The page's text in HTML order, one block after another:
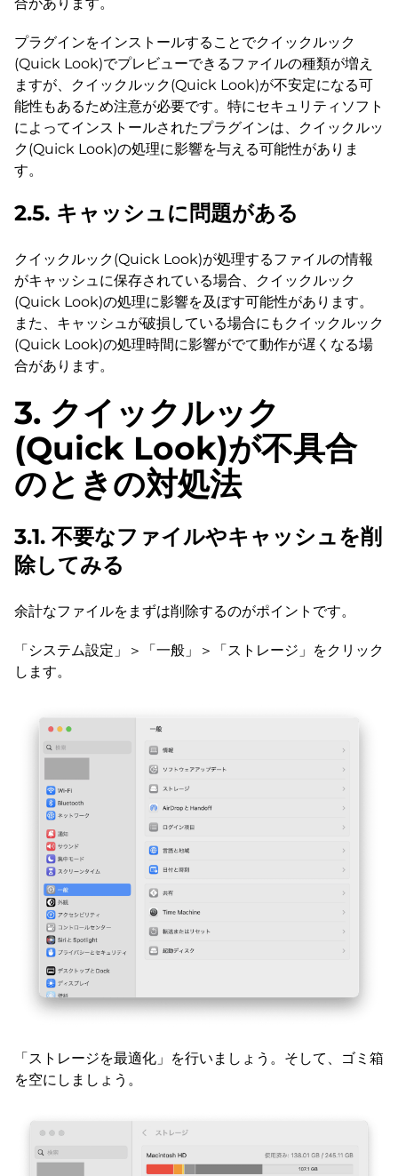
プラグインをインストールすることでクイックルック
(Quick Look)でプレビューできるファイルの種類が増え
ますが、クイックルック(Quick Look)が不安定になる可
能性もあるため注意が必要です。特にセキュリティソフト
によってインストールされたプラグインは、クイックルッ
ク(Quick Look)の処理に影響を与える可能性がありま
す。
2.5. キャッシュに問題がある
クイックルック(Quick Look)が処理するファイルの情報
がキャッシュに保存されている場合、クイックルック
(Quick Look)の処理に影響を及ぼす可能性があります。
また、キャッシュが破損している場合にもクイックルック
(Quick Look)の処理時間に影響がでて動作が遅くなる場
合があります。
3. クイックルック
(Quick Look)が不具合
のときの対処法
3.1. 不要なファイルやキャッシュを削
除してみる
余計なファイルをまずは削除するのがポイントです。
「システム設定」＞「一般」＞「ストレージ」をクリック
します。
「ストレージを最適化」を行いましょう。そして、ゴミ箱
を空にしましょう。